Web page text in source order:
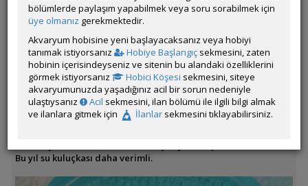
Bu yılın yumurtaları
2 üretim tankımda 1 e 2 d ve 1 e 1d şeklinde tutuyorum.
16.08.2025 ten itibaren günlük toplanmakta.
Gözler belirginleşti.
Bu yıl su kuluçkası daha verimli.
bölümlerde paylaşım yapabilmek veya soru sorabilmek için
üye olmanız gerekmektedir.
Akvaryum hobisine yeni başlayacaksanız veya hobiyi
tanımak istiyorsanız
Hobiye Başlangıç sekmesini, zaten
hobinin içerisindeyseniz ve sitenin bu alandaki özelliklerini
görmek istiyorsanız
Hobici Köşesi sekmesini, siteye
akvaryumunuzda yaşadığınız acil bir sorun nedeniyle
ulaştıysanız
Acil sekmesini, ilan bölümü ile ilgili bilgi almak
ve ilanlara gitmek için
İlanlar sekmesini tıklayabilirsiniz.